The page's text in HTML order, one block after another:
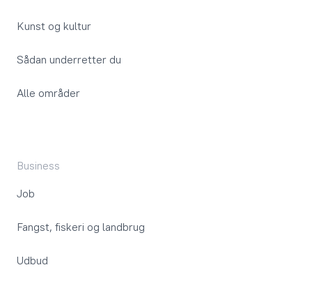
Kunst og kultur
Sådan underretter du
Alle områder
Business
Job
Fangst, fiskeri og landbrug
Udbud